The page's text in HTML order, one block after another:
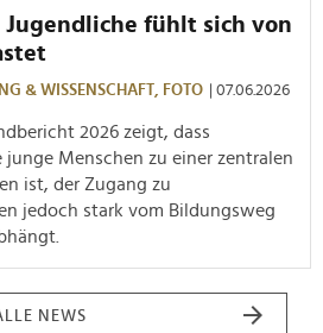
Jugendliche fühlt sich von
& WISSENSCHAFT, FOTO | 07.06.2026
2026 zeigt, dass
Menschen zu einer zentralen
ist, der Zugang zu
jedoch stark vom Bildungsweg
NEWS